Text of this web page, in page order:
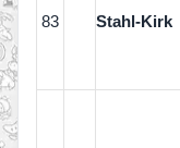
83 Stahl-Kirk